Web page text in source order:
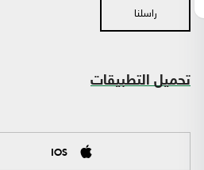
راسلنا
تحميل التطبيقات
IOS